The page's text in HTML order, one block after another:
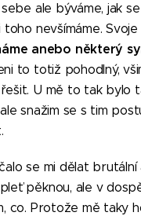
ale býváme, jak
nevšímáme. Svoje
anebo některý
to totiž pohodlný,
U mě to tak bylo
snažim se s tim
se mi dělat brutální
pěknou, ale v
co. Protože mě taky